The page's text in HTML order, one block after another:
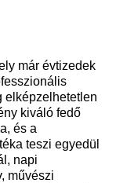
már évtizedek
elképzelhetetlen
kiváló fedő
és a
teszi egyedül
napi
művészi